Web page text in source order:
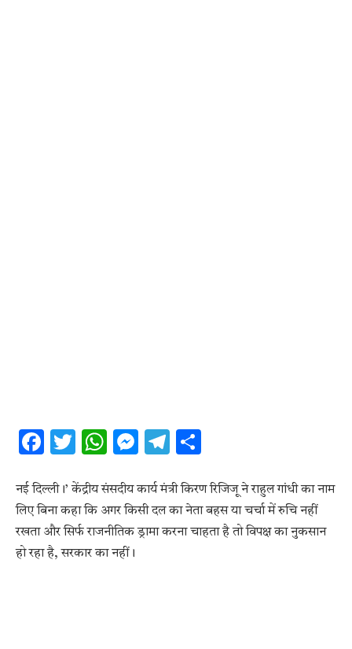
Facebook
Twitter
WhatsApp
Messenger
Telegram
नई दिल्ली।’ केंद्रीय संसदीय कार्य मंत्री किरण रिजिजू ने राहुल गांधी का नाम
लिए बिना कहा कि अगर किसी दल का नेता बहस या चर्चा में रुचि नहीं
रखता और सिर्फ राजनीतिक ड्रामा करना चाहता है तो विपक्ष का नुकसान
हो रहा है, सरकार का नहीं।